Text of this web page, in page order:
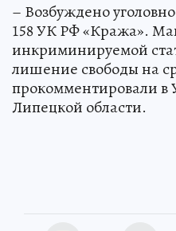
– Возбуждено
158 УК РФ «Кража».
инкриминируемой
лишение свободы на
прокомментировали
Липецкой области.